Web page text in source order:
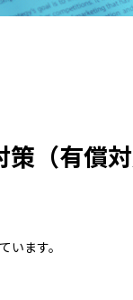
（有償対
ます。